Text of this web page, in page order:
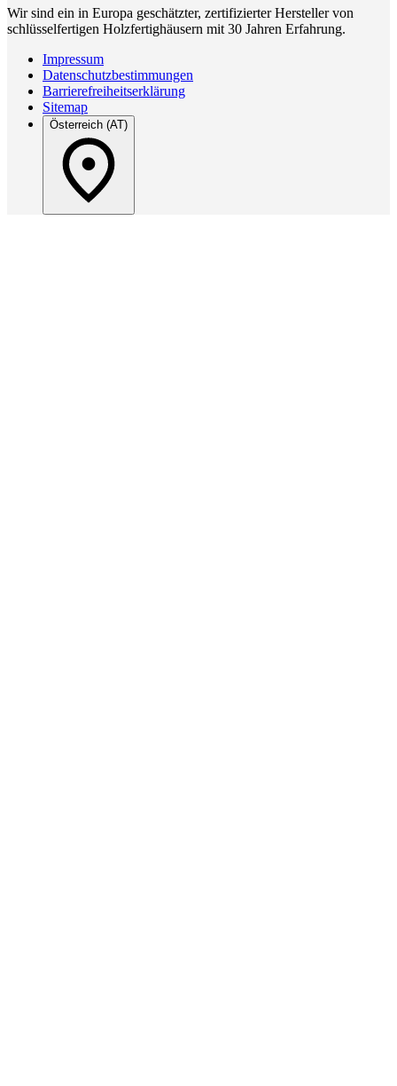
Wir sind ein in Europa geschätzter, zertifizierter Hersteller von
schlüsselfertigen Holzfertighäusern mit 30 Jahren Erfahrung.
Impressum
Datenschutzbestimmungen
Barrierefreiheitserklärung
Sitemap
Österreich (AT)